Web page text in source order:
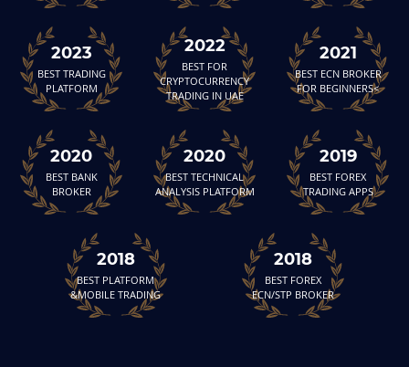
2023
BEST TRADING
PLATFORM
2022
BEST FOR
CRYPTOCURRENCY
TRADING IN UAE
2021
BEST ECN BROKER
FOR BEGINNERS<
2020
BEST BANK
BROKER
2020
BEST TECHNICAL
ANALYSIS PLATFORM
2019
BEST FOREX
TRADING APPS
2018
BEST PLATFORM
&MOBILE TRADING
2018
BEST FOREX
ECN/STP BROKER